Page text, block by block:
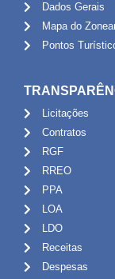
Dados Gerais
Mapa do
Pontos
Licitações
Contratos
RGF
RREO
PPA
LOA
LDO
Receitas
Despesas